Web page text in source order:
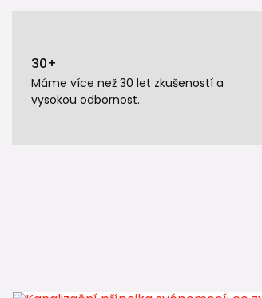
30+
Máme více než 30 let zkušeností a
vysokou odbornost.